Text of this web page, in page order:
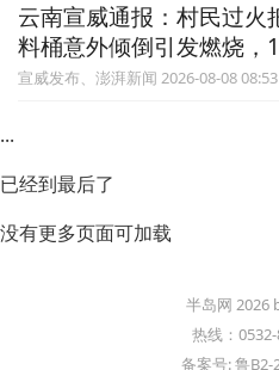
云南宣威通报：村民过火
料桶意外倾倒引发燃烧，
宣威发布、澎湃新闻 2026-08-08 08:53
...
已经到最后了
没有更多页面可加载
半岛网 2026
热线：
备案号: 鲁B2-